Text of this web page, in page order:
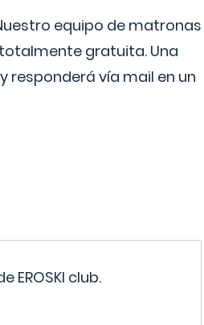
equipo de matronas
gratuita. Una
vía mail en un
club.